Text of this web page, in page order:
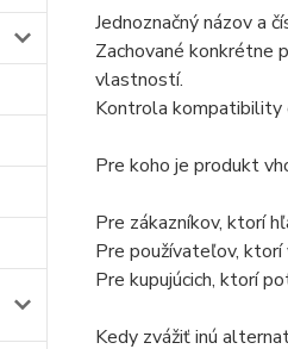
Jednoznačný názov a
Zachované konkrétne
vlastností.
Kontrola kompatibility
Pre koho je produkt
Pre zákazníkov, ktorí
Pre používateľov, ktorí
Pre kupujúcich, ktorí
Kedy zvážiť inú